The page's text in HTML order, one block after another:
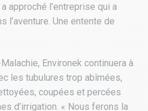
approché l’entreprise qui a
l’aventure. Une entente de
Environek continuera à
les tubulures trop abîmées,
coupées et percées
d’irrigation. « Nous ferons la